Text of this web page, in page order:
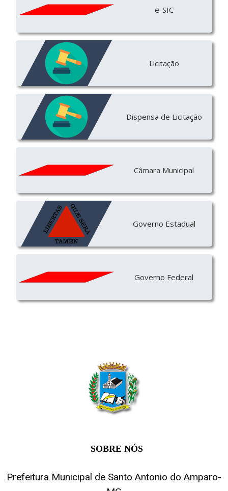
e-SIC
Licitação
Dispensa de Licitação
Câmara Municipal
Governo Estadual
Governo Federal
SOBRE NÓS
Prefeitura Municipal de Santo Antonio do Amparo-